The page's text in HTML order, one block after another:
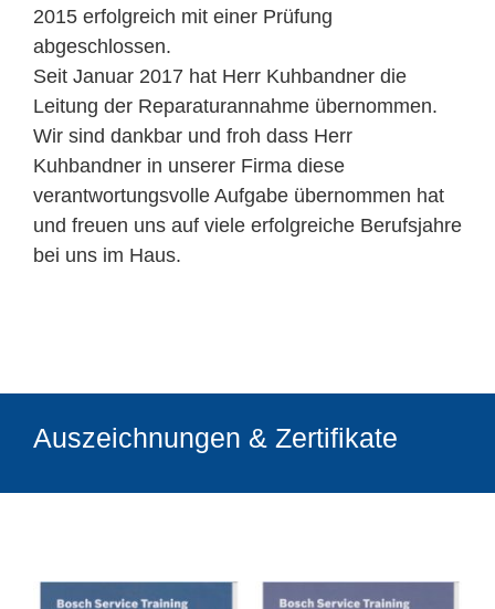
2015 erfolgreich mit einer Prüfung
abgeschlossen.
Seit Januar 2017 hat Herr Kuhbandner die
Leitung der Reparaturannahme übernommen.
Wir sind dankbar und froh dass Herr
Kuhbandner in unserer Firma diese
verantwortungsvolle Aufgabe übernommen hat
und freuen uns auf viele erfolgreiche Berufsjahre
bei uns im Haus.
Auszeichnungen & Zertifikate